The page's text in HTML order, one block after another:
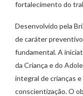
fortalecimento do
Desenvolvido pela
de caráter
fundamental. A
da Criança e do
integral de crianças
conscientização. O